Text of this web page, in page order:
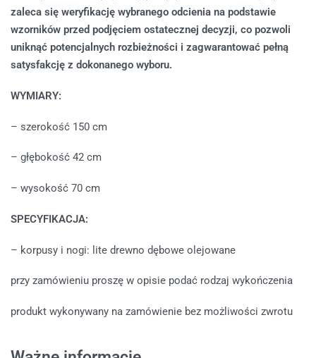
zaleca się weryfikację wybranego odcienia na podstawie
wzorników przed podjęciem ostatecznej decyzji, co pozwoli
uniknąć potencjalnych rozbieżności i zagwarantować pełną
satysfakcję z dokonanego wyboru.
WYMIARY:
– szerokość 150 cm
– głębokość 42 cm
– wysokość 70 cm
SPECYFIKACJA:
– korpusy i nogi: lite drewno dębowe olejowane
przy zamówieniu proszę w opisie podać rodzaj wykończenia
produkt wykonywany na zamówienie bez możliwości zwrotu